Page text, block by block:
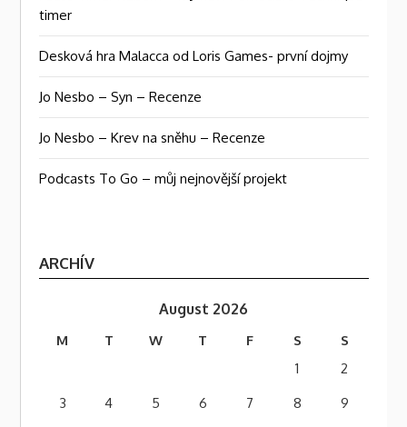
timer
Desková hra Malacca od Loris Games- první dojmy
Jo Nesbo – Syn – Recenze
Jo Nesbo – Krev na sněhu – Recenze
Podcasts To Go – můj nejnovější projekt
ARCHÍV
August 2026
M T W T F S
S
1
2
3
4 5 6 7 8
9